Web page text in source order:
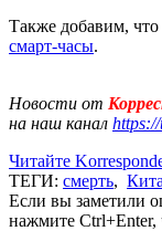
Также добавим,
смарт-часы.
Новости от
на наш канал
Читайте
ТЕГИ: смерть,
Если вы заметили
нажмите Ctrl+Enter,